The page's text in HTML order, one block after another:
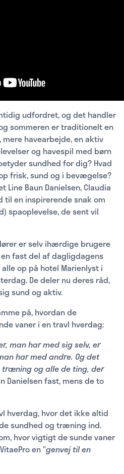
udfordret, og det handler
sommeren er traditionelt en
havearbejde, en aktiv
og havespil med børn
sundhed for dig? Hvad
frisk, sund og i bevægelse?
Line Baun Danielsen, Claudia
til en inspirerende snak om
spaoplevelse, de sent vil
er selv ihærdige brugere
fast del af dagligdagens
op på hotel Marienlyst i
De deler nu deres råd,
sund og aktiv.
på, hvordan de
vaner i en travl hverdag:
man har med sig selv, er
har med andre. Og det
og alle de ting, der
Danielsen fast, mens de to
hverdag, hvor det ikke altid
sundhed og træning ind.
hvor vigtigt de sunde vaner
en ”genvej til en